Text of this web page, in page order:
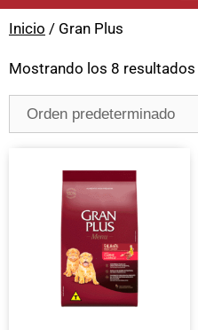
Inicio / Gran Plus
Mostrando los 8 resultados